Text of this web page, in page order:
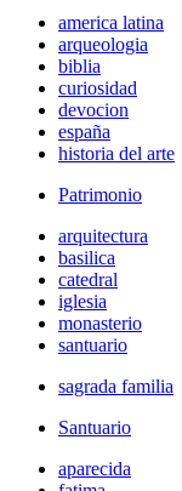
america latina
arqueologia
biblia
curiosidad
devocion
españa
historia del arte
Patrimonio
arquitectura
basilica
catedral
iglesia
monasterio
santuario
sagrada familia
Santuario
aparecida